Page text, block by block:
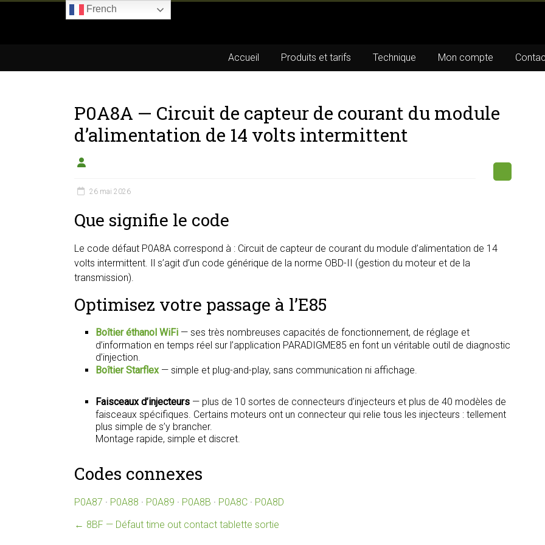
du
boîtier
éthanol
Accueil Produits et tarifs Technique Mon compte
P0A8A — Circuit de capteur de courant du module
d’alimentation de 14 volts intermittent
26 mai 2026
Que signifie le code
Le code défaut P0A8A correspond à : Circuit de capteur de courant du module d’alimentation de 14
volts intermittent. Il s’agit d’un code générique de la norme OBD-II (gestion du moteur et de la
transmission).
Optimisez votre passage à l’E85
Boîtier éthanol WiFi — ses très nombreuses capacités de fonctionnement, de réglage et
d’information en temps réel sur l’application PARADIGME85 en font un véritable outil de diagnostic
d’injection.
Boîtier Starflex— simple et plug-and-play, sans communication ni affichage.
Faisceaux d’injecteurs — plus de 10 sortes de connecteurs d’injecteurs et plus de 40 modèles de
faisceaux spécifiques. Certains moteurs ont un connecteur qui relie tous les injecteurs : tellement
plus simple de s’y brancher.
Montage rapide, simple et discret.
Codes connexes
P0A87 · P0A88 · P0A89 · P0A8B · P0A8C · P0A8D
← 8BF — Défaut time out contact tablette sortie
French